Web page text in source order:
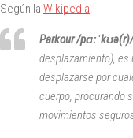
Según la Wikipedia:
Parkour/pɑːˈkʊə(r)/
desplazamiento),
desplazarse por
cuerpo, procurando
movimientos